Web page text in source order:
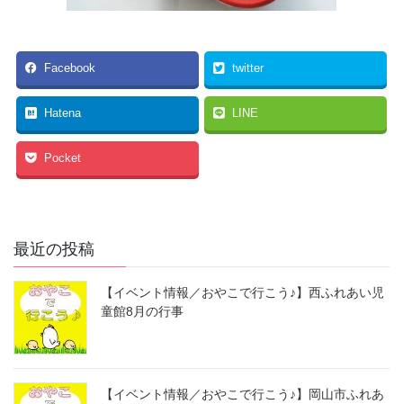
Facebook twitter
Hatena LINE
Pocket
最近の投稿
【イベント情報／おやこで行こう♪】西ふれあい児
童館8月の行事
【イベント情報／おやこで行こう♪】岡山市ふれあ